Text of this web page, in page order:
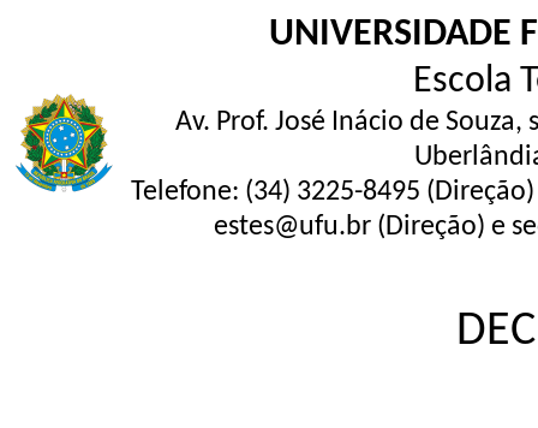
UNIVERSIDADE
Escola
Av. Prof. José Inácio de
Telefone: (34) 3225-8495
estes@ufu.br (Direção) e